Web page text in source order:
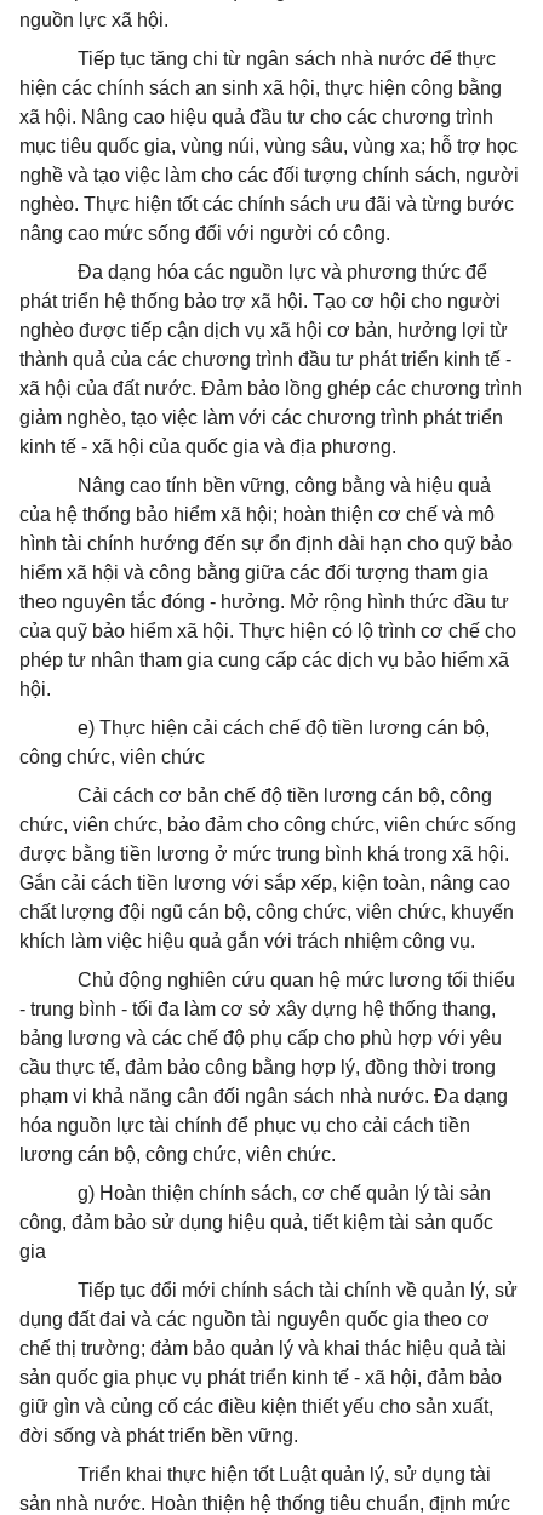
nguồn lực xã hội.
Tiếp tục tăng chi từ ngân sách nhà nước để thực
hiện các chính sách an sinh xã hội, thực hiện công bằng
xã hội. Nâng cao hiệu quả đầu tư cho các chương trình
mục tiêu quốc gia, vùng núi, vùng sâu, vùng xa; hỗ trợ học
nghề và tạo việc làm cho các đối tượng chính sách, người
nghèo. Thực hiện tốt các chính sách ưu đãi và từng bước
nâng cao mức sống đối với người có công.
Đa dạng hóa các nguồn lực và phương thức để
phát triển hệ thống bảo trợ xã hội. Tạo cơ hội cho người
nghèo được tiếp cận dịch vụ xã hội cơ bản, hưởng lợi từ
thành quả của các chương trình đầu tư phát triển kinh tế -
xã hội của đất nước. Đảm bảo lồng ghép các chương trình
giảm nghèo, tạo việc làm với các chương trình phát triển
kinh tế - xã hội của quốc gia và địa phương.
Nâng cao tính bền vững, công bằng và hiệu quả
của hệ thống bảo hiểm xã hội; hoàn thiện cơ chế và mô
hình tài chính hướng đến sự ổn định dài hạn cho quỹ bảo
hiểm xã hội và công bằng giữa các đối tượng tham gia
theo nguyên tắc đóng - hưởng. Mở rộng hình thức đầu tư
của quỹ bảo hiểm xã hội. Thực hiện có lộ trình cơ chế cho
phép tư nhân tham gia cung cấp các dịch vụ bảo hiểm xã
hội.
e) Thực hiện cải cách chế độ tiền lương cán bộ,
công chức, viên chức
Cải cách cơ bản chế độ tiền lương cán bộ, công
chức, viên chức, bảo đảm cho công chức, viên chức sống
được bằng tiền lương ở mức trung bình khá trong xã hội.
Gắn cải cách tiền lương với sắp xếp, kiện toàn, nâng cao
chất lượng đội ngũ cán bộ, công chức, viên chức, khuyến
khích làm việc hiệu quả gắn với trách nhiệm công vụ.
Chủ động nghiên cứu quan hệ mức lương tối thiểu
- trung bình - tối đa làm cơ sở xây dựng hệ thống thang,
bảng lương và các chế độ phụ cấp cho phù hợp với yêu
cầu thực tế, đảm bảo công bằng hợp lý, đồng thời trong
phạm vi khả năng cân đối ngân sách nhà nước. Đa dạng
hóa nguồn lực tài chính để phục vụ cho cải cách tiền
lương cán bộ, công chức, viên chức.
g) Hoàn thiện chính sách, cơ chế quản lý tài sản
công, đảm bảo sử dụng hiệu quả, tiết kiệm tài sản quốc
gia
Tiếp tục đổi mới chính sách tài chính về quản lý, sử
dụng đất đai và các nguồn tài nguyên quốc gia theo cơ
chế thị trường; đảm bảo quản lý và khai thác hiệu quả tài
sản quốc gia phục vụ phát triển kinh tế - xã hội, đảm bảo
giữ gìn và củng cố các điều kiện thiết yếu cho sản xuất,
đời sống và phát triển bền vững.
Triển khai thực hiện tốt Luật quản lý, sử dụng tài
sản nhà nước. Hoàn thiện hệ thống tiêu chuẩn, định mức